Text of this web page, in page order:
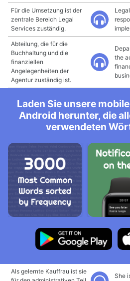
Für die Umsetzung ist der
zentrale Bereich Legal
Services zuständig.
Abteilung, die für die
Buchhaltung und die
finanziellen
Angelegenheiten der
Agentur zuständig ist.
the
Laden Sie unsere
Android herunter, die
verwendeten
Als gelernte Kauffrau ist sie
She